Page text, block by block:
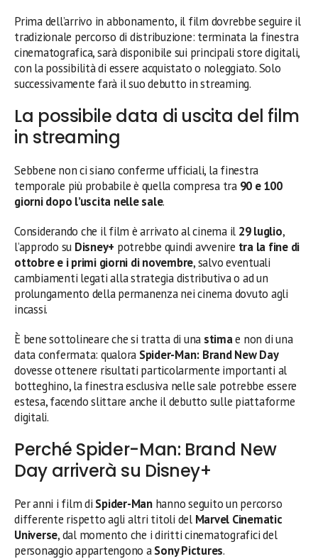
Prima dell’arrivo in abbonamento, il film dovrebbe seguire il
tradizionale percorso di distribuzione: terminata la finestra
cinematografica, sarà disponibile sui principali store digitali,
con la possibilità di essere acquistato o noleggiato. Solo
successivamente farà il suo debutto in streaming.
La possibile data di uscita del film
in streaming
Sebbene non ci siano conferme ufficiali, la finestra
temporale più probabile è quella compresa tra 90 e 100
giorni dopo l’uscita nelle sale.
Considerando che il film è arrivato al cinema il 29 luglio,
l’approdo su Disney+ potrebbe quindi avvenire tra la fine di
ottobre e i primi giorni di novembre, salvo eventuali
cambiamenti legati alla strategia distributiva o ad un
prolungamento della permanenza nei cinema dovuto agli
incassi.
È bene sottolineare che si tratta di una stimae non di una
data confermata: qualora Spider-Man: Brand New Day
dovesse ottenere risultati particolarmente importanti al
botteghino, la finestra esclusiva nelle sale potrebbe essere
estesa, facendo slittare anche il debutto sulle piattaforme
digitali.
Perché Spider-Man: Brand New
Day arriverà su Disney+
Per anni i film di Spider-Manhanno seguito un percorso
differente rispetto agli altri titoli del Marvel Cinematic
Universe, dal momento che i diritti cinematografici del
personaggio appartengono aSony Pictures.